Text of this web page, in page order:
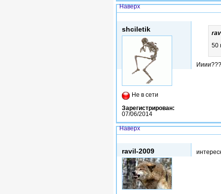
Наверх
shciletik
Не в сети
Зарегистрирован:
07/06/2014
50
Наверх
ravil-2009